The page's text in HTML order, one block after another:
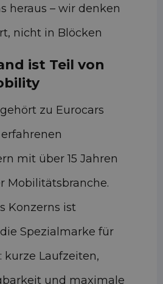
heraus – wir denken
nicht in Blöcken
ist Teil von
zu Eurocars
mit über 15 Jahren
Mobilitätsbranche.
Konzerns ist
Spezialmarke für
kurze Laufzeiten,
und maximale